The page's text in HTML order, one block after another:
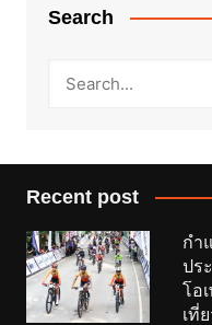
Search
Recent post
กำ
ปร
โอ
เที่